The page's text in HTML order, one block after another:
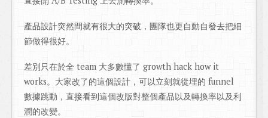
產品設計突然間就有很大的突破，團隊也更自動自發去把細
節做得很好。
差別只在於全 team 大多數懂了 growth hack how it
works。大家改了的這個設計，可以立刻就從埋的 funnel
數據跳動，直接看到這個改版對整個產品以及轉換率以及利
潤的改變。